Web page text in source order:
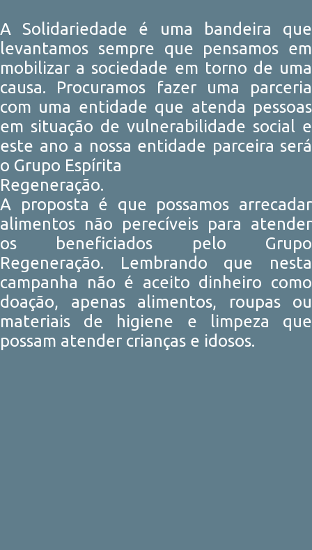
A Solidariedade é uma bandeira que
levantamos sempre que pensamos em
mobilizar a sociedade em torno de uma
causa. Procuramos fazer uma parceria
com uma entidade que atenda pessoas
em situação de vulnerabilidade social e
este ano a nossa entidade parceira será
o Grupo Espírita
Regeneração.
A proposta é que possamos arrecadar
alimentos não perecíveis para atender
os beneficiados pelo Grupo
Regeneração. Lembrando que nesta
campanha não é aceito dinheiro como
doação, apenas alimentos, roupas ou
materiais de higiene e limpeza que
possam atender crianças e idosos.